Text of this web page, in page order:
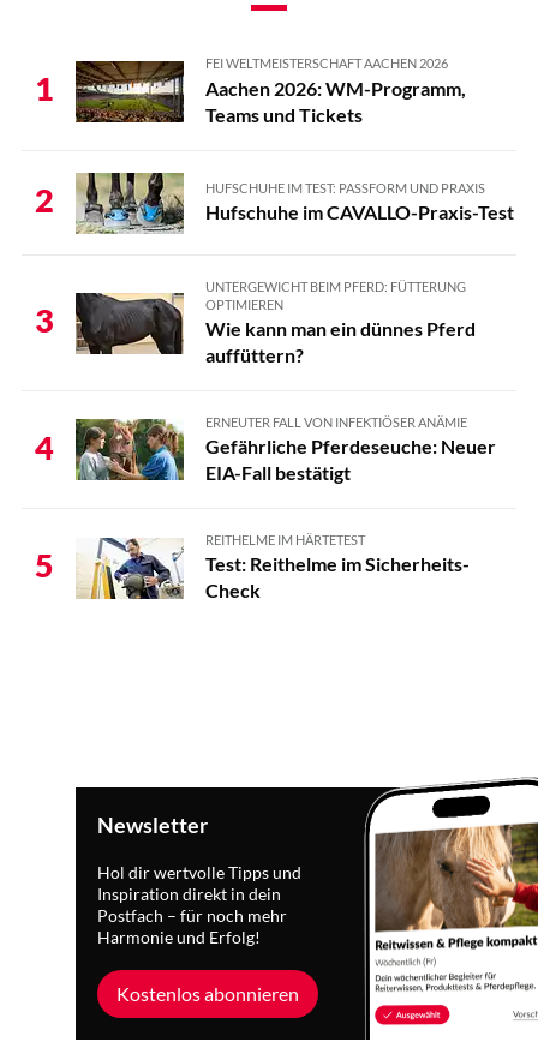
1
FEI WELTMEISTERSCHAFT AACHEN 2026
Aachen 2026: WM-Programm,
Teams und Tickets
2 HUFSCHUHE IM TEST: PASSFORM UND PRAXIS
Hufschuhe im CAVALLO-Praxis-Test
3
UNTERGEWICHT BEIM PFERD: FÜTTERUNG
OPTIMIEREN
Wie kann man ein dünnes Pferd
auffüttern?
4
ERNEUTER FALL VON INFEKTIÖSER ANÄMIE
Gefährliche Pferdeseuche: Neuer
EIA-Fall bestätigt
5
REITHELME IM HÄRTETEST
Test: Reithelme im Sicherheits-
Check
Newsletter
Hol dir wertvolle Tipps und
Inspiration direkt in dein
Postfach – für noch mehr
Harmonie und Erfolg!
Kostenlos abonnieren